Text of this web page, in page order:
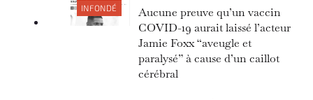
pourrait
s'intégrer dans
notre génome
et causer un
functional form. COVID-19 vaccines
are beneficial to pregnant women
because they are particularly at risk
of severe disease and poorer
pregnancy outcomes. Furthermore,
INFONDÉ
Aucune preuve qu’un vaccin
COVID-19 aurait laissé l’acteur
Jamie Foxx “aveugle et
paralysé” à cause d’un caillot
cérébral